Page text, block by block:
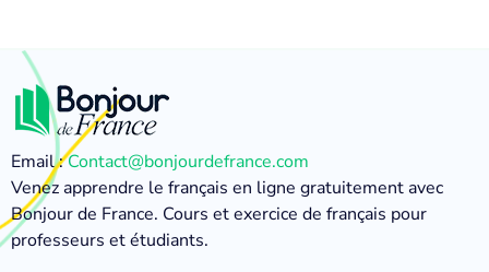
Email :Contact@bonjourdefrance.com
Venez apprendre le français en ligne gratuitement avec
Bonjour de France. Cours et exercice de français pour
professeurs et étudiants.